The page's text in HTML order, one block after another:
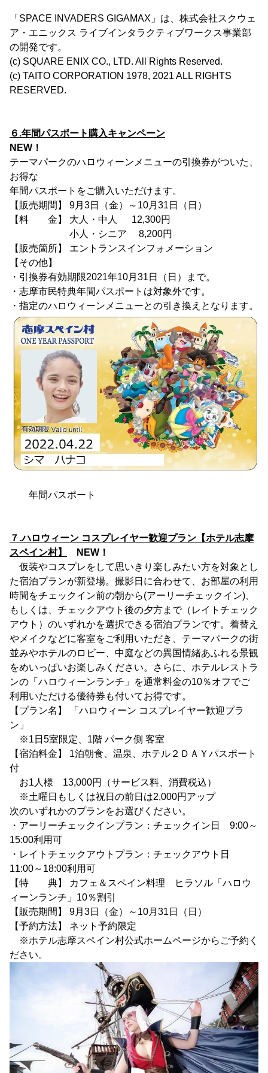
「SPACE INVADERS GIGAMAX」は、株式会社スクウェ
ア・エニックス ライブインタラクティブワークス事業部
の開発です。
(c) SQUARE ENIX CO., LTD. All Rights Reserved.
(c) TAITO CORPORATION 1978, 2021 ALL RIGHTS
RESERVED.
６.年間パスポート購入キャンペーン
NEW！
テーマパークのハロウィーンメニューの引換券がついた、
お得な
年間パスポートをご購入いただけます。
【販売期間】 9月3日（金）～10月31日（日）
【料 金】 大人・中人 12,300円
小人・シニア 8,200円
【販売箇所】 エントランスインフォメーション
【その他】
・引換券有効期限2021年10月31日（日）まで。
・志摩市民特典年間パスポートは対象外です。
・指定のハロウィーンメニューとの引き換えとなります。
年間パスポート
７.ハロウィーン コスプレイヤー歓迎プラン【ホテル志摩
スペイン村】
NEW！
仮装やコスプレをして思いきり楽しみたい方を対象とし
た宿泊プランが新登場。撮影日に合わせて、お部屋の利用
時間をチェックイン前の朝から(アーリーチェックイン)、
もしくは、チェックアウト後の夕方まで（レイトチェック
アウト）のいずれかを選択できる宿泊プランです。着替え
やメイクなどに客室をご利用いただき、テーマパークの街
並みやホテルのロビー、中庭などの異国情緒あふれる景観
をめいっぱいお楽しみください。さらに、ホテルレストラ
ンの「ハロウィーンランチ」を通常料金の10％オフでご
利用いただける優待券も付いてお得です。
【プラン名】 「ハロウィーン コスプレイヤー歓迎プラ
ン」
※1日5室限定、1階 パーク側 客室
【宿泊料金】 1泊朝食、温泉、ホテル２ＤＡＹパスポート
付
お1人様 13,000円（サービス料、消費税込）
※土曜日もしくは祝日の前日は2,000円アップ
次のいずれかのプランをお選びください。
・アーリーチェックインプラン：チェックイン日 9:00～
15:00利用可
・レイトチェックアウトプラン：チェックアウト日
11:00～18:00利用可
【特 典】 カフェ＆スペイン料理 ヒラソル「ハロウ
ィーンランチ」10％割引
【販売期間】 9月3日（金）～10月31日（日）
【予約方法】 ネット予約限定
※ホテル志摩スペイン村公式ホームページからご予約く
ださい。